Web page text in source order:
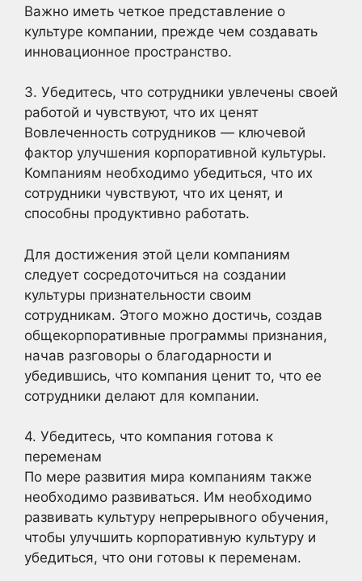
Важно иметь четкое представление о
культуре компании, прежде чем создавать
инновационное пространство.
3. Убедитесь, что сотрудники увлечены своей
работой и чувствуют, что их ценят
Вовлеченность сотрудников — ключевой
фактор улучшения корпоративной культуры.
Компаниям необходимо убедиться, что их
сотрудники чувствуют, что их ценят, и
способны продуктивно работать.
Для достижения этой цели компаниям
следует сосредоточиться на создании
культуры признательности своим
сотрудникам. Этого можно достичь, создав
общекорпоративные программы признания,
начав разговоры о благодарности и
убедившись, что компания ценит то, что ее
сотрудники делают для компании.
4. Убедитесь, что компания готова к
переменам
По мере развития мира компаниям также
необходимо развиваться. Им необходимо
развивать культуру непрерывного обучения,
чтобы улучшить корпоративную культуру и
убедиться, что они готовы к переменам.